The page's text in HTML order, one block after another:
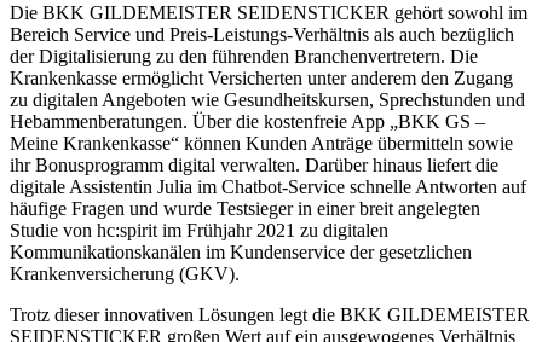
Die BKK GILDEMEISTER SEIDENSTICKER gehört sowohl im
Bereich Service und Preis-Leistungs-Verhältnis als auch bezüglich
der Digitalisierung zu den führenden Branchenvertretern. Die
Krankenkasse ermöglicht Versicherten unter anderem den Zugang
zu digitalen Angeboten wie Gesundheitskursen, Sprechstunden und
Hebammenberatungen. Über die kostenfreie App „BKK GS –
Meine Krankenkasse“ können Kunden Anträge übermitteln sowie
ihr Bonusprogramm digital verwalten. Darüber hinaus liefert die
digitale Assistentin Julia im Chatbot-Service schnelle Antworten auf
häufige Fragen und wurde Testsieger in einer breit angelegten
Studie von hc:spirit im Frühjahr 2021 zu digitalen
Kommunikationskanälen im Kundenservice der gesetzlichen
Krankenversicherung (GKV).
Trotz dieser innovativen Lösungen legt die BKK GILDEMEISTER
SEIDENSTICKER großen Wert auf ein ausgewogenes Verhältnis